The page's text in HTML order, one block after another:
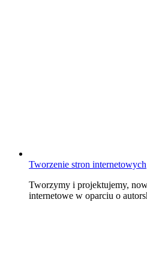
Tworzenie stron internetowych
Tworzymy i projektujemy,
internetowe w oparciu o